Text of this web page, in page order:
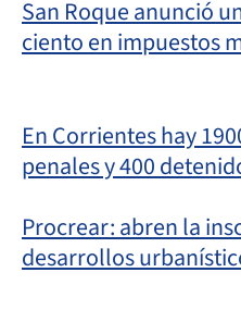
San Roque anunció
ciento en impuestos
En Corrientes hay
penales y 400
Procrear: abren la
desarrollos